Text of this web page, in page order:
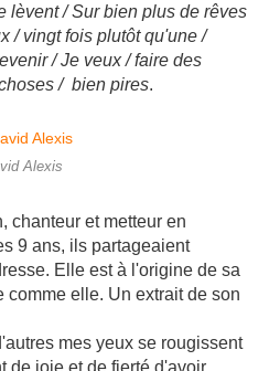
lèvent / Sur bien plus de rêves
/ vingt fois plutôt qu'une /
/ Je veux / faire des
/ bien pires.
Alexis
chanteur et metteur en
9 ans, ils partageaient
Elle est à l'origine de sa
comme elle. Un extrait de son
mes yeux se rougissent